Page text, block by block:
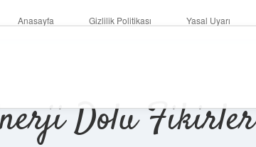
Anasayfa Gizlilik Politikası Yasal Uyarı
Dolu Fikirler